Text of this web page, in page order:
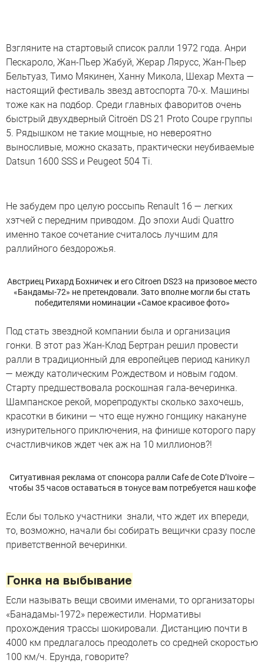
Взгляните на стартовый список ралли 1972 года. Анри
Пескароло, Жан-Пьер Жабуй, Жерар Лярусс, Жан-Пьер
Бельтуаз, Тимо Мякинен, Ханну Микола, Шехар Мехта —
настоящий фестиваль звезд автоспорта 70-х. Машины
тоже как на подбор. Среди главных фаворитов очень
быстрый двухдверный Citroën DS 21 Proto Coupe группы
5. Рядышком не такие мощные, но невероятно
выносливые, можно сказать, практически неубиваемые
Datsun 1600 SSS и Peugeot 504 Ti.
Не забудем про целую россыпь Renault 16 — легких
хэтчей с передним приводом. До эпохи Audi Quattro
именно такое сочетание считалось лучшим для
раллийного бездорожья.
Австриец Рихард Бохничек и его Citroen DS23 на призовое место
«Бандамы-72» не претендовали. Зато вполне могли бы стать
победителями номинации «Самое красивое фото»
Под стать звездной компании была и организация
гонки. В этот раз Жан-Клод Бертран решил провести
ралли в традиционный для европейцев период каникул
— между католическим Рождеством и новым годом.
Старту предшествовала роскошная гала-вечеринка.
Шампанское рекой, морепродукты сколько захочешь,
красотки в бикини — что еще нужно гонщику накануне
изнурительного приключения, на финише которого пару
счастливчиков ждет чек аж на 10 миллионов?!
Ситуативная реклама от спонсора ралли Cafe de Cote D’Ivoire —
чтобы 35 часов оставаться в тонусе вам потребуется наш кофе
Если бы только участники знали, что ждет их впереди,
то, возможно, начали бы собирать вещички сразу после
приветственной вечеринки.
Гонка на выбывание
Если называть вещи своими именами, то организаторы
«Банадамы-1972» пережестили. Нормативы
прохождения трассы шокировали. Дистанцию почти в
4000 км предлагалось преодолеть со средней скоростью
100 км/ч. Ерунда, говорите?